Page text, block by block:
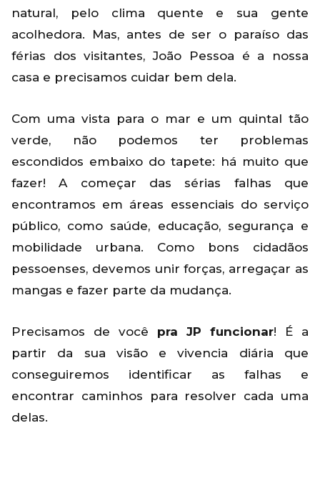
natural, pelo clima quente e sua gente
acolhedora. Mas, antes de ser o paraíso das
férias dos visitantes, João Pessoa é a nossa
casa e precisamos cuidar bem dela.
Com uma vista para o mar e um quintal tão
verde, não podemos ter problemas
escondidos embaixo do tapete: há muito que
fazer! A começar das sérias falhas que
encontramos em áreas essenciais do serviço
público, como saúde, educação, segurança e
mobilidade urbana. Como bons cidadãos
pessoenses, devemos unir forças, arregaçar as
mangas e fazer parte da mudança.
Precisamos de você pra JP funcionar! É a
partir da sua visão e vivencia diária que
conseguiremos identificar as falhas e
encontrar caminhos para resolver cada uma
delas.